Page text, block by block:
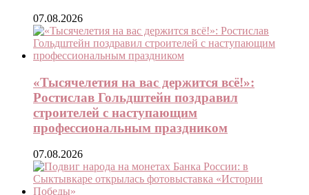
07.08.2026
«Тысячелетия на вас держится всё!»:
Ростислав Гольдштейн поздравил
строителей с наступающим
профессиональным праздником
07.08.2026